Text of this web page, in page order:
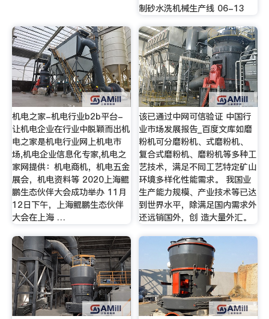
制砂水洗机械生产线 06-13
机电之家-机电行业b2b平台-
让机电企业在行业中脱颖而出机
电之家是机电行业网上机电市
场,机电企业信息化专家,机电之
家网提供：机电商机，机电五金
展会，机电资料等 2020上海鲲
鹏生态伙伴大会成功举办 11月
12日下午，上海鲲鹏生态伙伴
大会在上海 …
该已通过中网可信验证 中国行
业市场发展报告_百度文库如磨
粉机可分磨粉机、式磨粉机、
复合式磨粉机、磨粉机等多种工
艺技术，满足不同工艺特定矿山
环境多样化性能需求。 我国业
生产能力规模、产业技术等已达
到世界水平，除满足国内需求外
还远销国外，创 造大量外汇。